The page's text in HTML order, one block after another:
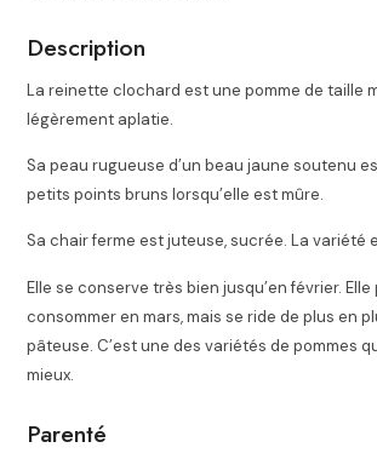
Description
La reinette clochard est une pomme de taille
légèrement aplatie.
Sa peau rugueuse d’un beau jaune soutenu
petits points bruns lorsqu’elle est mûre.
Sa chair ferme est juteuse, sucrée. La variété
Elle se conserve très bien jusqu’en février.
consommer en mars, mais se ride de plus en
pâteuse. C’est une des variétés de pommes
mieux.
Parenté